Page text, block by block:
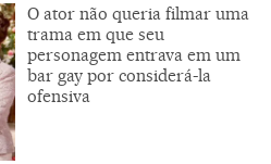
O ator não queria filmar uma
trama em que seu
personagem entrava em um
bar gay por considerá-la
ofensiva